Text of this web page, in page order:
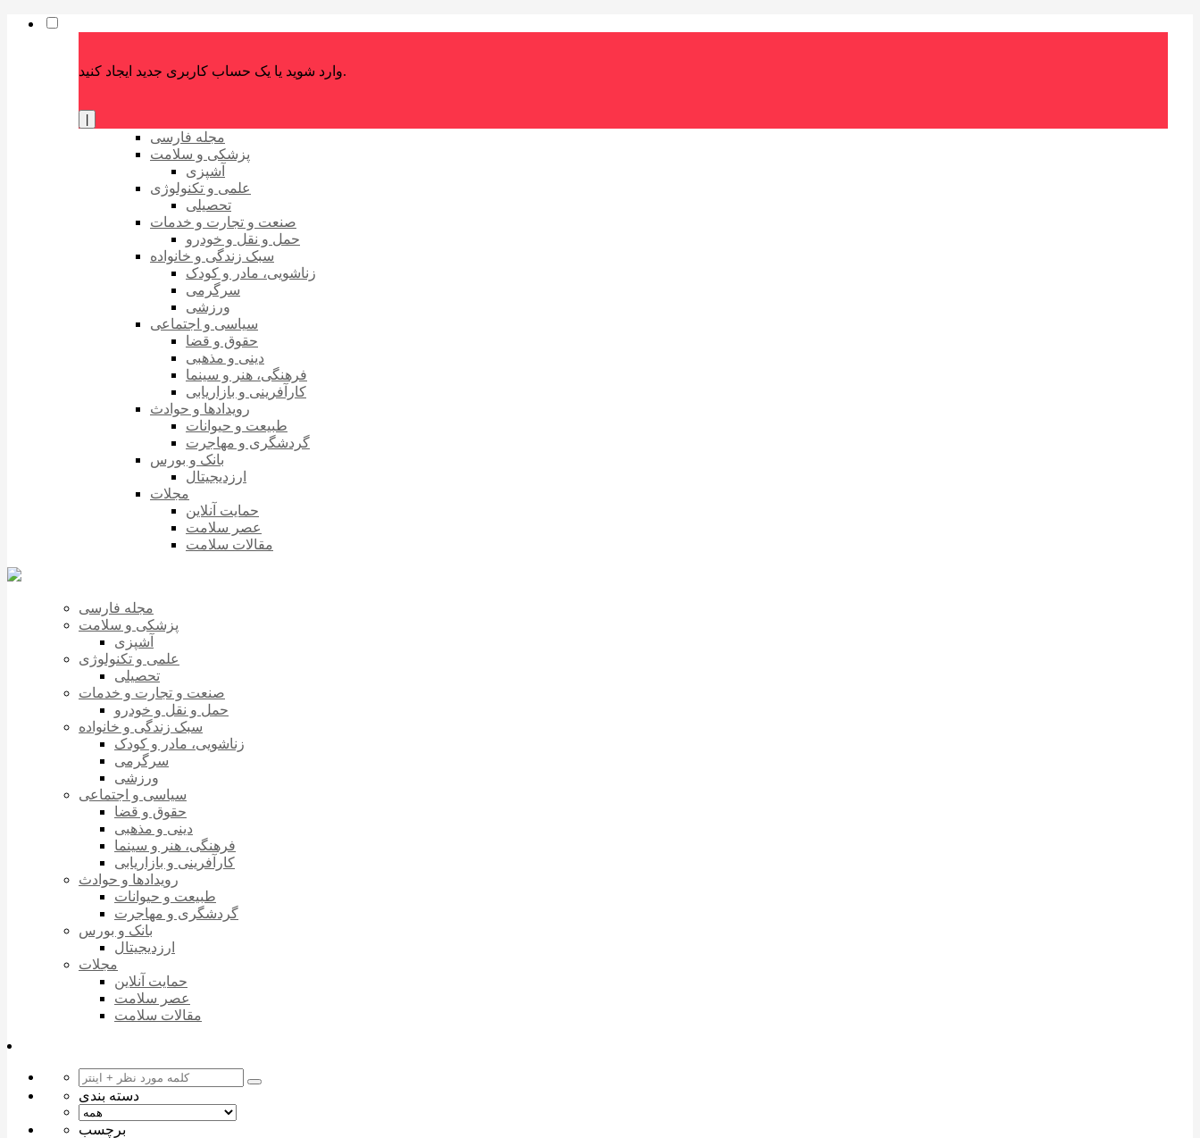
وارد شوید یا یک حساب کاربری جدید ایجاد کنید.
مجله فارسی
پزشکی و سلامت
آشپزی
علمی و تکنولوژی
تحصیلی
صنعت و تجارت و خدمات
حمل و نقل و خودرو
سبک زندگی و خانواده
زناشویی، مادر و کودک
سرگرمی
ورزشی
سیاسی و اجتماعی
حقوق و قضا
دینی و مذهبی
فرهنگی، هنر و سینما
کارآفرینی و بازاریابی
رویدادها و حوادث
طبیعت و حیوانات
گردشگری و مهاجرت
بانک و بورس
ارزدیجیتال
مجلات
حمایت آنلاین
عصر سلامت
مقالات سلامت
مجله فارسی
پزشکی و سلامت
آشپزی
علمی و تکنولوژی
تحصیلی
صنعت و تجارت و خدمات
حمل و نقل و خودرو
سبک زندگی و خانواده
زناشویی، مادر و کودک
سرگرمی
ورزشی
سیاسی و اجتماعی
حقوق و قضا
دینی و مذهبی
فرهنگی، هنر و سینما
کارآفرینی و بازاریابی
رویدادها و حوادث
طبیعت و حیوانات
گردشگری و مهاجرت
بانک و بورس
ارزدیجیتال
مجلات
حمایت آنلاین
عصر سلامت
مقالات سلامت
دسته بندی
برچسب